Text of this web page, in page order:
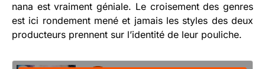
nana est vraiment géniale. Le croisement des genres
est ici rondement mené et jamais les styles des deux
producteurs prennent sur l’identité de leur pouliche.